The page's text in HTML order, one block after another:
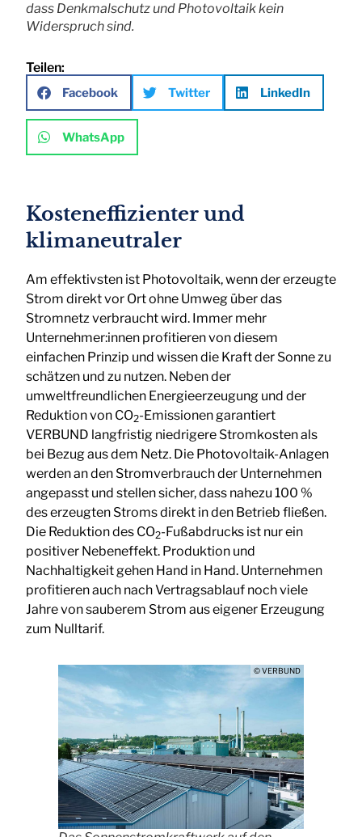
dass Denkmalschutz und Photovoltaik kein
Widerspruch sind.
Teilen:
Facebook Twitter LinkedIn
WhatsApp
Kosteneffizienter und
klimaneutraler
Am effektivsten ist Photovoltaik, wenn der erzeugte
Strom direkt vor Ort ohne Umweg über das
Stromnetz verbraucht wird. Immer mehr
Unternehmer:innen profitieren von diesem
einfachen Prinzip und wissen die Kraft der Sonne zu
schätzen und zu nutzen. Neben der
umweltfreundlichen Energieerzeugung und der
Reduktion von CO2-Emissionen garantiert
VERBUND langfristig niedrigere Stromkosten als
bei Bezug aus dem Netz. Die Photovoltaik-Anlagen
werden an den Stromverbrauch der Unternehmen
angepasst und stellen sicher, dass nahezu 100 %
des erzeugten Stroms direkt in den Betrieb fließen.
Die Reduktion des CO2-Fußabdrucks ist nur ein
positiver Nebeneffekt. Produktion und
Nachhaltigkeit gehen Hand in Hand. Unternehmen
profitieren auch nach Vertragsablauf noch viele
Jahre von sauberem Strom aus eigener Erzeugung
zum Nulltarif.
© VERBUND